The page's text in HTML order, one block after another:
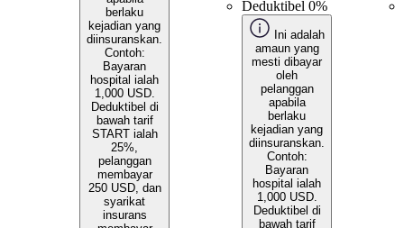
berlaku
kejadian yang
diinsuranskan.
Contoh:
Bayaran
hospital ialah
1,000 USD.
Deduktibel di
bawah tarif
START ialah
25%,
pelanggan
membayar
250 USD, dan
syarikat
insurans
Deduktibel 0%
Ini adalah
amaun yang
mesti dibayar
oleh
pelanggan
apabila
berlaku
kejadian yang
diinsuranskan.
Contoh:
Bayaran
hospital ialah
1,000 USD.
Deduktibel di
bawah tarif